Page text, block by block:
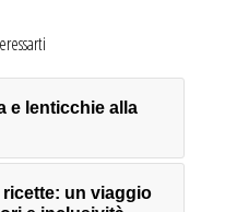
e lenticchie alla
ricette: un viaggio